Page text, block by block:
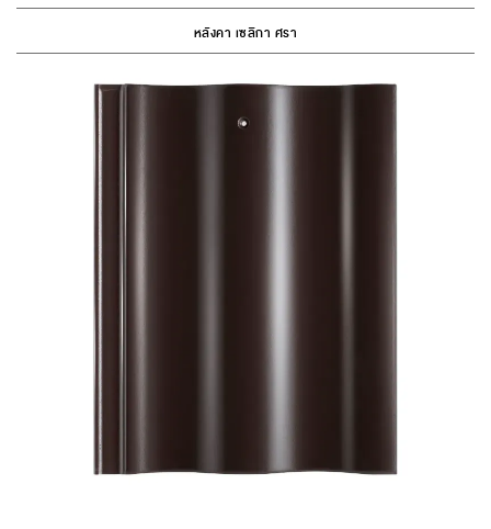
หลังคา เซลิกา ศรา